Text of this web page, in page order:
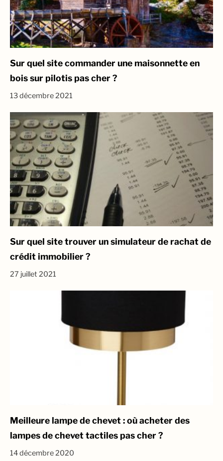
Sur quel site commander une maisonnette en
bois sur pilotis pas cher ?
13 décembre 2021
Sur quel site trouver un simulateur de rachat de
crédit immobilier ?
27 juillet 2021
Meilleure lampe de chevet : où acheter des
lampes de chevet tactiles pas cher ?
14 décembre 2020